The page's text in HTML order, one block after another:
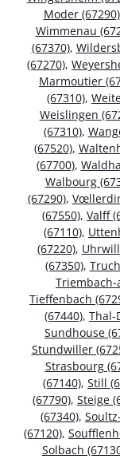
Moder (67290)
Wimmenau
(67370),
(67270),
Marmoutier
(67310),
Weislingen
(67310),
(67520),
(67700),
Walbourg
(67290),
(67550), Valff
(67110),
(67220),
(67350),
Triembach-
Tieffenbach
(67440), Thal-
Sundhouse
Stundwiller
Strasbourg
(67140), Still
(67790), Steige
(67340),
(67120),
Solbach